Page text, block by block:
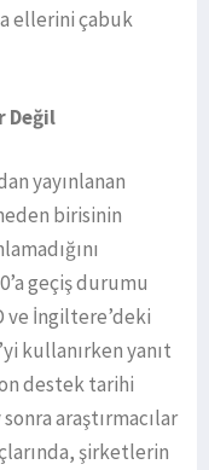
ellerini çabuk
Değil
yayınlanan
birisinin
geçiş durumu
ve İngiltere’deki
kullanırken yanıt
destek tarihi
araştırmacılar
şirketlerin